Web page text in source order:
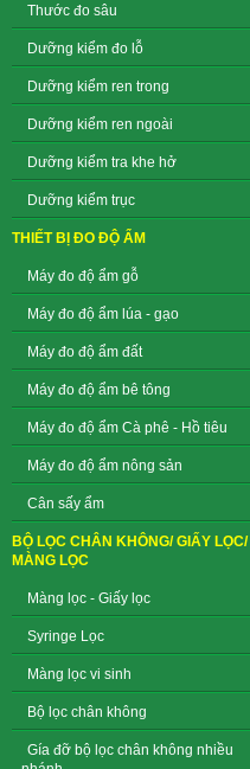
Thước đo sâu
Dưỡng kiểm đo lỗ
Dưỡng kiểm ren trong
Dưỡng kiểm ren ngoài
Dưỡng kiểm tra khe hở
Dưỡng kiểm trục
THIẾT BỊ ĐO ĐỘ ẨM
Máy đo độ ẩm gỗ
Máy đo độ ẩm lúa - gạo
Máy đo độ ẩm đất
Máy đo độ ẩm bê tông
Máy đo độ ẩm Cà phê - Hồ tiêu
Máy đo độ ẩm nông sản
Cân sấy ẩm
BỘ LỌC CHÂN KHÔNG/ GIẤY LỌC/
MÀNG LỌC
Màng lọc - Giấy lọc
Syringe Lọc
Màng lọc vi sinh
Bộ lọc chân không
Gía đỡ bộ lọc chân không nhiều